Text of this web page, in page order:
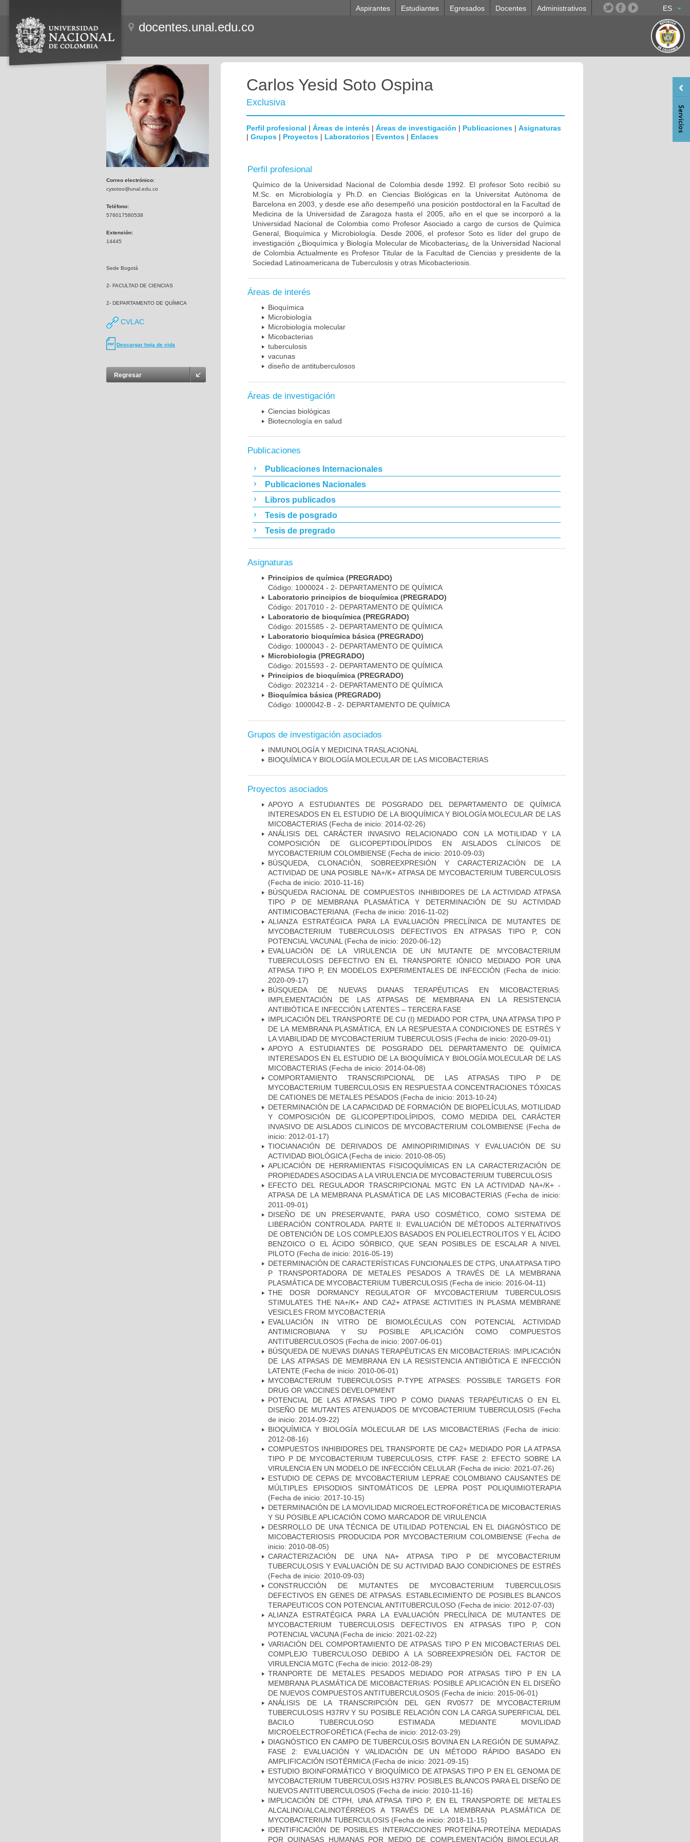
ES
Aspirantes Estudiantes Egresados Docentes Administrativos
docentes.unal.edu.co
Correo electrónico:
cysotoo@unal.edu.co
Teléfono:
576017580538
Extensión:
14445
Sede Bogotá
2- FACULTAD DE CIENCIAS
2- DEPARTAMENTO DE QUÍMICA
CVLAC
Descargar hoja de vida
Regresar
Carlos Yesid Soto Ospina
Exclusiva
Perfil profesional | Áreas de interés | Áreas de investigación | Publicaciones | Asignaturas
| Grupos | Proyectos | Laboratorios | Eventos | Enlaces
Perfil profesional
Químico de la Universidad Nacional de Colombia desde 1992. El profesor Soto recibió su
M.Sc. en Microbiología y Ph.D. en Ciencias Biológicas en la Universitat Autònoma de
Barcelona en 2003, y desde ese año desempeñó una posición postdoctoral en la Facultad de
Medicina de la Universidad de Zaragoza hasta el 2005, año en el que se incorporó a la
Universidad Nacional de Colombia como Profesor Asociado a cargo de cursos de Química
General, Bioquímica y Microbiología. Desde 2006, el profesor Soto es líder del grupo de
investigación ¿Bioquímica y Biología Molecular de Micobacterias¿ de la Universidad Nacional
de Colombia Actualmente es Profesor Titular de la Facultad de Ciencias y presidente de la
Sociedad Latinoamericana de Tuberculosis y otras Micobacteriosis.
Áreas de interés
Bioquímica
Microbiología
Microbiología molecular
Micobacterias
tuberculosis
vacunas
diseño de antituberculosos
Áreas de investigación
Ciencias biológicas
Biotecnología en salud
Publicaciones
Publicaciones Internacionales
Publicaciones Nacionales
Libros publicados
Tesis de posgrado
Tesis de pregrado
Asignaturas
Principios de química (PREGRADO)
Código: 1000024 - 2- DEPARTAMENTO DE QUÍMICA
Laboratorio principios de bioquímica (PREGRADO)
Código: 2017010 - 2- DEPARTAMENTO DE QUÍMICA
Laboratorio de bioquímica (PREGRADO)
Código: 2015585 - 2- DEPARTAMENTO DE QUÍMICA
Laboratorio bioquímica básica (PREGRADO)
Código: 1000043 - 2- DEPARTAMENTO DE QUÍMICA
Microbiologia (PREGRADO)
Código: 2015593 - 2- DEPARTAMENTO DE QUÍMICA
Principios de bioquímica (PREGRADO)
Código: 2023214 - 2- DEPARTAMENTO DE QUÍMICA
Bioquímica básica (PREGRADO)
Código: 1000042-B - 2- DEPARTAMENTO DE QUÍMICA
Grupos de investigación asociados
INMUNOLOGÍA Y MEDICINA TRASLACIONAL
BIOQUÍMICA Y BIOLOGÍA MOLECULAR DE LAS MICOBACTERIAS
Proyectos asociados
APOYO A ESTUDIANTES DE POSGRADO DEL DEPARTAMENTO DE QUÍMICA
INTERESADOS EN EL ESTUDIO DE LA BIOQUÍMICA Y BIOLOGÍA MOLECULAR DE LAS
MICOBACTERIAS (Fecha de inicio: 2014-02-26)
ANÁLISIS DEL CARÁCTER INVASIVO RELACIONADO CON LA MOTILIDAD Y LA
COMPOSICIÓN DE GLICOPEPTIDOLÍPIDOS EN AISLADOS CLÍNICOS DE
MYCOBACTERIUM COLOMBIENSE (Fecha de inicio: 2010-09-03)
BÚSQUEDA, CLONACIÓN, SOBREEXPRESIÓN Y CARACTERIZACIÓN DE LA
ACTIVIDAD DE UNA POSIBLE NA+/K+ ATPASA DE MYCOBACTERIUM TUBERCULOSIS
(Fecha de inicio: 2010-11-16)
BÚSQUEDA RACIONAL DE COMPUESTOS INHIBIDORES DE LA ACTIVIDAD ATPASA
TIPO P DE MEMBRANA PLASMÁTICA Y DETERMINACIÓN DE SU ACTIVIDAD
ANTIMICOBACTERIANA. (Fecha de inicio: 2016-11-02)
ALIANZA ESTRATÉGICA PARA LA EVALUACIÓN PRECLÍNICA DE MUTANTES DE
MYCOBACTERIUM TUBERCULOSIS DEFECTIVOS EN ATPASAS TIPO P, CON
POTENCIAL VACUNAL (Fecha de inicio: 2020-06-12)
EVALUACIÓN DE LA VIRULENCIA DE UN MUTANTE DE MYCOBACTERIUM
TUBERCULOSIS DEFECTIVO EN EL TRANSPORTE IÓNICO MEDIADO POR UNA
ATPASA TIPO P, EN MODELOS EXPERIMENTALES DE INFECCIÓN (Fecha de inicio:
2020-09-17)
BÚSQUEDA DE NUEVAS DIANAS TERAPÉUTICAS EN MICOBACTERIAS:
IMPLEMENTACIÓN DE LAS ATPASAS DE MEMBRANA EN LA RESISTENCIA
ANTIBIÓTICA E INFECCIÓN LATENTES – TERCERA FASE
IMPLICACIÓN DEL TRANSPORTE DE CU (I) MEDIADO POR CTPA, UNA ATPASA TIPO P
DE LA MEMBRANA PLASMÁTICA, EN LA RESPUESTA A CONDICIONES DE ESTRÉS Y
LA VIABILIDAD DE MYCOBACTERIUM TUBERCULOSIS (Fecha de inicio: 2020-09-01)
APOYO A ESTUDIANTES DE POSGRADO DEL DEPARTAMENTO DE QUÍMICA
INTERESADOS EN EL ESTUDIO DE LA BIOQUÍMICA Y BIOLOGÍA MOLECULAR DE LAS
MICOBACTERIAS (Fecha de inicio: 2014-04-08)
COMPORTAMIENTO TRANSCRIPCIONAL DE LAS ATPASAS TIPO P DE
MYCOBACTERIUM TUBERCULOSIS EN RESPUESTA A CONCENTRACIONES TÓXICAS
DE CATIONES DE METALES PESADOS (Fecha de inicio: 2013-10-24)
DETERMINACIÓN DE LA CAPACIDAD DE FORMACIÓN DE BIOPELÍCULAS, MOTILIDAD
Y COMPOSICIÓN DE GLICOPEPTIDOLÍPIDOS, COMO MEDIDA DEL CARÁCTER
INVASIVO DE AISLADOS CLINICOS DE MYCOBACTERIUM COLOMBIENSE (Fecha de
inicio: 2012-01-17)
TIOCIANACIÓN DE DERIVADOS DE AMINOPIRIMIDINAS Y EVALUACIÓN DE SU
ACTIVIDAD BIOLÓGICA(Fecha de inicio: 2010-08-05)
APLICACIÓN DE HERRAMIENTAS FISICOQUÍMICAS EN LA CARACTERIZACIÓN DE
PROPIEDADES ASOCIDAS A LA VIRULENCIA DE MYCOBACTERIUM TUBERCULOSIS
EFECTO DEL REGULADOR TRASCRIPCIONAL MGTC EN LA ACTIVIDAD NA+/K+ -
ATPASA DE LA MEMBRANA PLASMÁTICA DE LAS MICOBACTERIAS(Fecha de inicio:
2011-09-01)
DISEÑO DE UN PRESERVANTE, PARA USO COSMÉTICO, COMO SISTEMA DE
LIBERACIÓN CONTROLADA. PARTE II: EVALUACIÓN DE MÉTODOS ALTERNATIVOS
DE OBTENCIÓN DE LOS COMPLEJOS BASADOS EN POLIELECTROLITOS Y EL ÁCIDO
BENZOICO O EL ÁCIDO SÓRBICO, QUE SEAN POSIBLES DE ESCALAR A NIVEL
PILOTO (Fecha de inicio: 2016-05-19)
DETERMINACIÓN DE CARACTERÍSTICAS FUNCIONALES DE CTPG, UNA ATPASA TIPO
P TRANSPORTADORA DE METALES PESADOS A TRAVÉS DE LA MEMBRANA
PLASMÁTICA DE MYCOBACTERIUM TUBERCULOSIS (Fecha de inicio: 2016-04-11)
THE DOSR DORMANCY REGULATOR OF MYCOBACTERIUM TUBERCULOSIS
STIMULATES THE NA+/K+ AND CA2+ ATPASE ACTIVITIES IN PLASMA MEMBRANE
VESICLES FROM MYCOBACTERIA
EVALUACIÓN IN VITRO DE BIOMOLÉCULAS CON POTENCIAL ACTIVIDAD
ANTIMICROBIANA Y SU POSIBLE APLICACIÓN COMO COMPUESTOS
ANTITUBERCULOSOS (Fecha de inicio: 2007-06-01)
BÚSQUEDA DE NUEVAS DIANAS TERAPÉUTICAS EN MICOBACTERIAS: IMPLICACIÓN
DE LAS ATPASAS DE MEMBRANA EN LA RESISTENCIA ANTIBIÓTICA E INFECCIÓN
LATENTE (Fecha de inicio: 2010-06-01)
MYCOBACTERIUM TUBERCULOSIS P-TYPE ATPASES: POSSIBLE TARGETS FOR
DRUG OR VACCINES DEVELOPMENT
POTENCIAL DE LAS ATPASAS TIPO P COMO DIANAS TERAPÉUTICAS O EN EL
DISEÑO DE MUTANTES ATENUADOS DE MYCOBACTERIUM TUBERCULOSIS (Fecha
de inicio: 2014-09-22)
BIOQUÍMICA Y BIOLOGÍA MOLECULAR DE LAS MICOBACTERIAS (Fecha de inicio:
2012-08-16)
COMPUESTOS INHIBIDORES DEL TRANSPORTE DE CA2+ MEDIADO POR LA ATPASA
TIPO P DE MYCOBACTERIUM TUBERCULOSIS, CTPF. FASE 2: EFECTO SOBRE LA
VIRULENCIA EN UN MODELO DE INFECCIÓN CELULAR (Fecha de inicio: 2021-07-26)
ESTUDIO DE CEPAS DE MYCOBACTERIUM LEPRAE COLOMBIANO CAUSANTES DE
MÚLTIPLES EPISODIOS SINTOMÁTICOS DE LEPRA POST POLIQUIMIOTERAPIA
(Fecha de inicio: 2017-10-15)
DETERMINACIÓN DE LA MOVILIDAD MICROELECTROFORÉTICA DE MICOBACTERIAS
Y SU POSIBLE APLICACIÓN COMO MARCADOR DE VIRULENCIA
DESRROLLO DE UNA TÉCNICA DE UTILIDAD POTENCIAL EN EL DIAGNÓSTICO DE
MICOBACTERIOSIS PRODUCIDA POR MYCOBACTERIUM COLOMBIENSE (Fecha de
inicio: 2010-08-05)
CARACTERIZACIÓN DE UNA NA+ ATPASA TIPO P DE MYCOBACTERIUM
TUBERCULOSIS Y EVALUACIÓN DE SU ACTIVIDAD BAJO CONDICIONES DE ESTRÉS
(Fecha de inicio: 2010-09-03)
CONSTRUCCIÓN DE MUTANTES DE MYCOBACTERIUM TUBERCULOSIS
DEFECTIVOS EN GENES DE ATPASAS. ESTABLECIMIENTO DE POSIBLES BLANCOS
TERAPEUTICOS CON POTENCIAL ANTITUBERCULOSO (Fecha de inicio: 2012-07-03)
ALIANZA ESTRATÉGICA PARA LA EVALUACIÓN PRECLÍNICA DE MUTANTES DE
MYCOBACTERIUM TUBERCULOSIS DEFECTIVOS EN ATPASAS TIPO P, CON
POTENCIAL VACUNA(Fecha de inicio: 2021-02-22)
VARIACIÓN DEL COMPORTAMIENTO DE ATPASAS TIPO P EN MICOBACTERIAS DEL
COMPLEJO TUBERCULOSO DEBIDO A LA SOBREEXPRESIÓN DEL FACTOR DE
VIRULENCIA MGTC (Fecha de inicio: 2012-08-29)
TRANPORTE DE METALES PESADOS MEDIADO POR ATPASAS TIPO P EN LA
MEMBRANA PLASMÁTICA DE MICOBACTERIAS: POSIBLE APLICACIÓN EN EL DISEÑO
DE NUEVOS COMPUESTOS ANTITUBERCULOSOS (Fecha de inicio: 2015-06-01)
ANÁLISIS DE LA TRANSCRIPCIÓN DEL GEN RV0577 DE MYCOBACTERIUM
TUBERCULOSIS H37RV Y SU POSIBLE RELACIÓN CON LA CARGA SUPERFICIAL DEL
BACILO TUBERCULOSO ESTIMADA MEDIANTE MOVILIDAD
MICROELECTROFORÉTICA (Fecha de inicio: 2012-03-29)
DIAGNÓSTICO EN CAMPO DE TUBERCULOSIS BOVINA EN LA REGIÓN DE SUMAPAZ.
FASE 2: EVALUACIÓN Y VALIDACIÓN DE UN MÉTODO RÁPIDO BASADO EN
AMPLIFICACIÓN ISOTÉRMICA(Fecha de inicio: 2021-09-15)
ESTUDIO BIOINFORMÁTICO Y BIOQUÍMICO DE ATPASAS TIPO P EN EL GENOMA DE
MYCOBACTERIUM TUBERCULOSIS H37RV: POSIBLES BLANCOS PARA EL DISEÑO DE
NUEVOS ANTITUBERCULOSOS (Fecha de inicio: 2010-11-16)
IMPLICACIÓN DE CTPH, UNA ATPASA TIPO P, EN EL TRANSPORTE DE METALES
ALCALINO/ALCALINOTÉRREOS A TRAVÉS DE LA MEMBRANA PLASMÁTICA DE
MYCOBACTERIUM TUBERCULOSIS (Fecha de inicio: 2018-11-15)
IDENTIFICACIÓN DE POSIBLES INTERACCIONES PROTEÍNA-PROTEÍNA MEDIADAS
POR QUINASAS HUMANAS POR MEDIO DE COMPLEMENTACIÓN BIMOLECULAR.